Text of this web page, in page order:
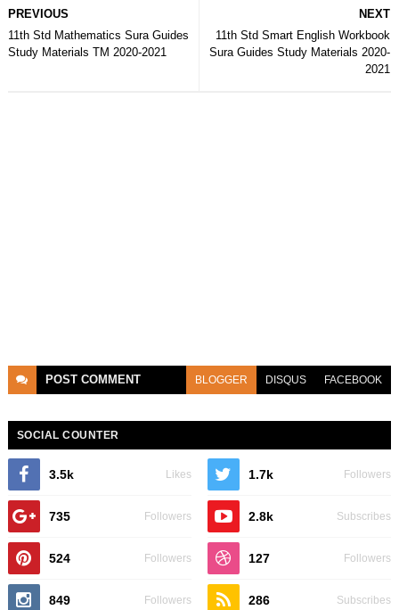
NEXT
11th Std Smart English Workbook
Sura Guides Study Materials 2020-
2021
PREVIOUS
11th Std Mathematics Sura Guides
Study Materials TM 2020-2021
POST COMMENT BLOGGER DISQUS FACEBOOK
SOCIAL COUNTER
3.5k Likes 1.7k Followers
735 Followers 2.8k Subscribes
524 Followers 127 Followers
849 Followers 286 Subscribes